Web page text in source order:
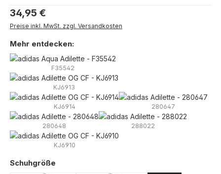
Regulärer Preis:
34,95 €
Preise inkl. MwSt. zzgl. Versandkosten
Mehr entdecken:
F35542
KJ6913
KJ6914 280647
280648 288022
KJ6910
Schuhgröße